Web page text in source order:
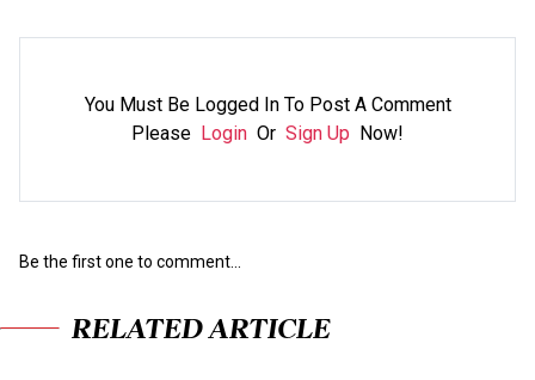
You Must Be Logged In To Post A Comment
Please Login Or Sign Up Now!
Be the first one to comment...
RELATED ARTICLE